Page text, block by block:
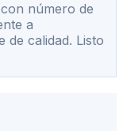
número de
a
de calidad. Listo